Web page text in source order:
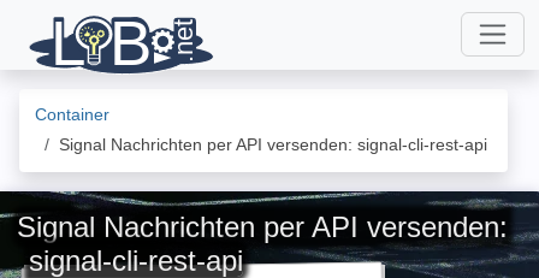
Container
Signal Nachrichten per API versenden: signal-cli-rest-api
Signal Nachrichten per API versenden:
signal-cli-rest-api